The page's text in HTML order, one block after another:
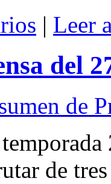
| Leer
del
de
de